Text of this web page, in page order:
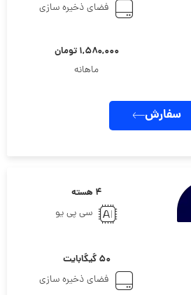
فضای ذخیره سازی
۱,۵۸۰,۰۰۰ تومان
ماهانه
سفارش
۴ هسته
سی پی یو
۵۰ گیگابایت
فضای ذخیره سازی